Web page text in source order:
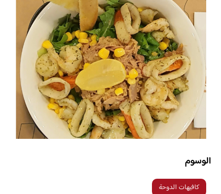
الوسوم
كافيهات الدوحة